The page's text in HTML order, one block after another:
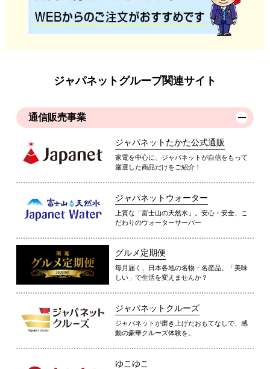
ジャパネットグループ関連サイト
通信販売事業
ジャパネットたかた公式通販
家電を中心に、ジャパネットが自信をもって
厳選した商品だけをご紹介！
ジャパネットウォーター
上質な「富士山の天然水」。安心・安全、こ
だわりのウォーターサーバー
グルメ定期便
毎月届く、日本各地の名物・名産品。「美味
しい」で生活を変えませんか？
ジャパネットクルーズ
ジャパネットが磨き上げたおもてなしで、感
動の豪華クルーズ体験を。
ゆこゆこ